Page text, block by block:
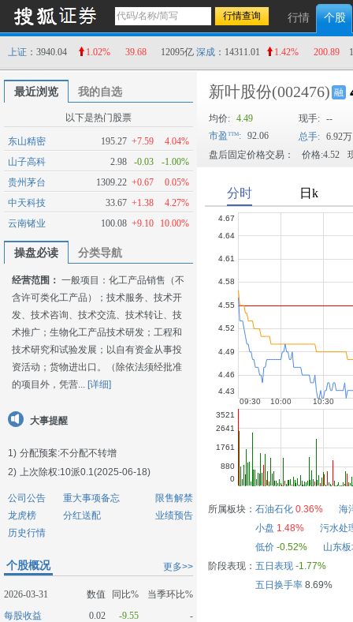
行情 个股
上证 ：3940.04 1.02% 39.68 12095亿 深成 ：14311.01 1.42% 200.89
最近浏览 我的自选
以下是热门股票
东山精密 195.27 +7.59
4.04%
山子高科
2.98 -0.03
-1.00%
贵州茅台
1309.22 +0.67
0.05%
中天科技
33.67 +1.38
4.27%
云南锗业
100.08 +9.10 10.00%
操盘必读 分类导航
经营范围： 一般项目：化工产品销售（不
含许可类化工产品）；技术服务、技术开
发、技术咨询、技术交流、技术转让、技
术推广；生物化工产品技术研发；工程和
技术研究和试验发展；以自有资金从事投
资活动；货物进出口。（除依法须经批准
的项目外，凭营... [详细]
大事提醒
1) 分配预案:不分配不转增
2) 上次除权:10派0.1(2025-06-18)
公司公告 重大事项备忘
限售解禁
龙虎榜
分红送配
业绩预告
历史行情
更多>>
个股概况
2026-03-31 数值 同比%
当季环比%
每股收益
0.02 -9.55
-
新叶股份(002476) 融
均价: 4.49 现手: --
市盈
: 92.06 总手: 6.92万
盘后固定价格交易：
价格:4.52
所属板块： 石油石化 0.36%
海
小盘 1.48%
污水处
低价 -0.52%
山东
阶段表现： 五日表现 -1.77%
五日换手率8.69%